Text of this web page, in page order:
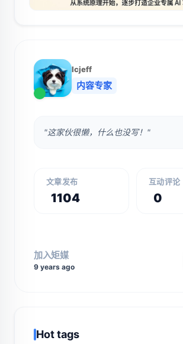
lcjeff
内容专家
"这家伙很懒，什么也没写！"
文章发布
1104
互动评论
0
加入矩媒
9 years ago
Hot tags